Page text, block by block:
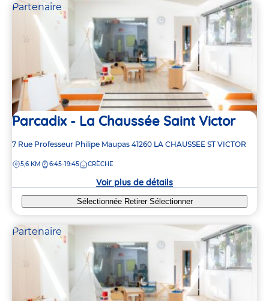
Partenaire
Parcadix - La Chaussée Saint Victor
Adresse
la
7 Rue Professeur Philipe Maupas 41260 LA CHAUSSEE ST VICTOR
DISTANCE
5,6 KM 6:45-19:45 CRÈCHE
Voir plus de détails
Sélectionnée Retirer Sélectionner
Partenaire